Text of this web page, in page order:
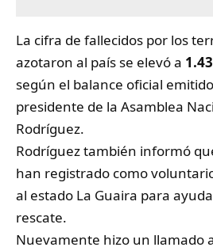
La cifra de fallecidos por los
azotaron al país se elevó a
según el balance oficial
presidente de la Asamblea
Rodríguez.
Rodríguez también informó
han registrado como
al estado La Guaira para
rescate.
Nuevamente hizo un llamado